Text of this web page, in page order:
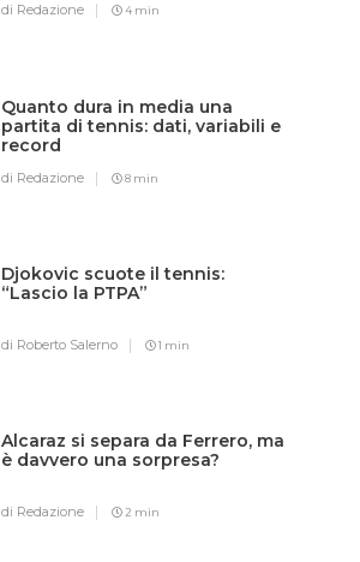
di Redazione 4 min
Quanto dura in media una
partita di tennis: dati, variabili e
record
di Redazione 8 min
Djokovic scuote il tennis:
“Lascio la PTPA”
di Roberto Salerno 1 min
Alcaraz si separa da Ferrero, ma
è davvero una sorpresa?
di Redazione 2 min